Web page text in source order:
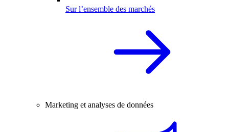
Sur l’ensemble des marchés
Marketing et analyses de données